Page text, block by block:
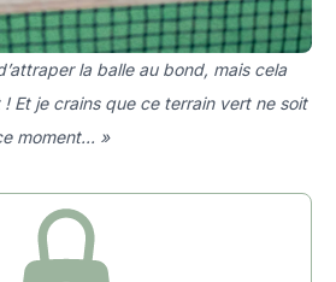
la balle au bond, mais cela
Et je crains que ce terrain vert ne soit
moment... »